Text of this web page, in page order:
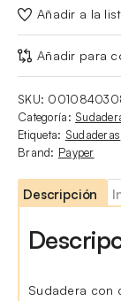
Añadir a la
Añadir para
SKU:
Categoría:
Etiqueta: Sudaderas
Brand: Payper
Descripción
Sudadera con